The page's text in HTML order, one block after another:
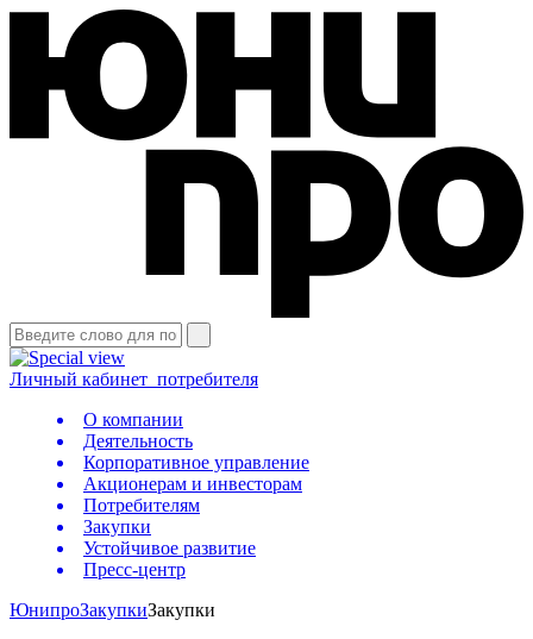
Личный кабинет потребителя
О компании
Деятельность
Корпоративное управление
Акционерам и инвесторам
Потребителям
Закупки
Устойчивое развитие
Пресс-центр
ЮнипроЗакупкиЗакупки